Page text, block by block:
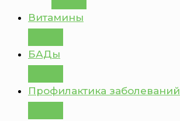
Витамины
БАДы
Профилактика заболеваний